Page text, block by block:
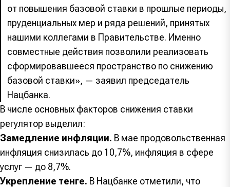
от повышения базовой ставки в прошлые периоды,
пруденциальных мер и ряда решений, принятых
нашими коллегами в Правительстве. Именно
совместные действия позволили реализовать
сформировавшееся пространство по снижению
базовой ставки», — заявил председатель
Нацбанка.
В числе основных факторов снижения ставки
регулятор выделил:
Замедление инфляции. В мае продовольственная
инфляция снизилась до 10,7%, инфляция в сфере
услуг — до 8,7%.
Укрепление тенге. В Нацбанке отметили, что